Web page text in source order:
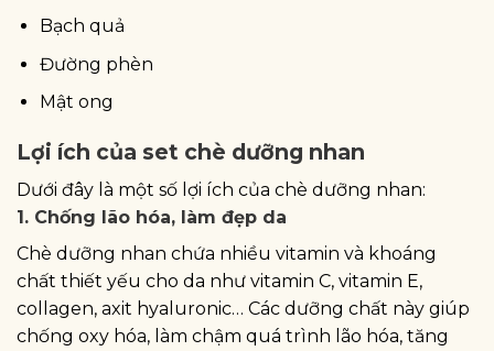
Bạch quả
Đường phèn
Mật ong
Lợi ích của set chè dưỡng nhan
Dưới đây là một số lợi ích của chè dưỡng nhan:
1. Chống lão hóa, làm đẹp da
Chè dưỡng nhan chứa nhiều vitamin và khoáng
chất thiết yếu cho da như vitamin C, vitamin E,
collagen, axit hyaluronic… Các dưỡng chất này giúp
chống oxy hóa, làm chậm quá trình lão hóa, tăng